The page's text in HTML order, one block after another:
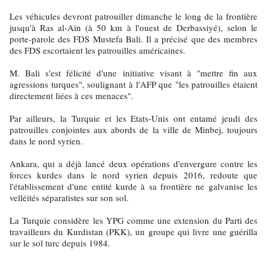
Les véhicules devront patrouiller dimanche le long de la frontière
jusqu'à Ras al-Aïn (à 50 km à l'ouest de Derbassiyé), selon le
porte-parole des FDS Mustefa Bali. Il a précisé que des membres
des FDS escortaient les patrouilles américaines.
M. Bali s'est félicité d'une initiative visant à "mettre fin aux
agressions turques", soulignant à l'AFP que "les patrouilles étaient
directement liées à ces menaces".
Par ailleurs, la Turquie et les Etats-Unis ont entamé jeudi des
patrouilles conjointes aux abords de la ville de Minbej, toujours
dans le nord syrien.
Ankara, qui a déjà lancé deux opérations d'envergure contre les
forces kurdes dans le nord syrien depuis 2016, redoute que
l'établissement d'une entité kurde à sa frontière ne galvanise les
velléités séparatistes sur son sol.
La Turquie considère les YPG comme une extension du Parti des
travailleurs du Kurdistan (PKK), un groupe qui livre une guérilla
sur le sol turc depuis 1984.